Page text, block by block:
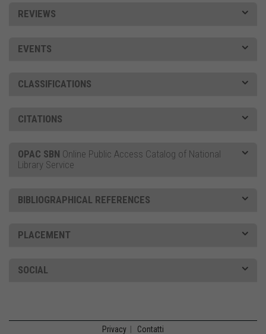
REVIEWS
EVENTS
CLASSIFICATIONS
CITATIONS
OPAC SBN Online Public Access Catalog of National
Library Service
BIBLIOGRAPHICAL REFERENCES
PLACEMENT
SOCIAL
Privacy Contatti